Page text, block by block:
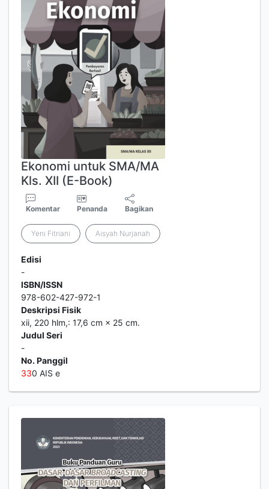
Ekonomi untuk SMA/MA
Kls. XII (E-Book)
Komentar Penanda Bagikan
Yeni Fitriani Aisyah Nurjanah
Edisi
-
ISBN/ISSN
978-602-427-972-1
Deskripsi Fisik
xii, 220 hlm,: 17,6 cm × 25 cm.
Judul Seri
-
No. Panggil
330 AIS e